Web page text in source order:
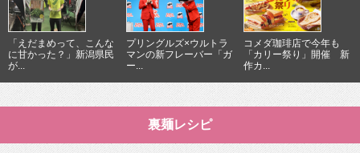
「えだまめって、こんな
に甘かった？」新潟県民
が...
プリングルズ×ウルトラ
マンの新フレーバー「ガ
ー...
コメダ珈琲店で今年も
「カリー祭り」開催 新
作カ...
裏麺レシピ